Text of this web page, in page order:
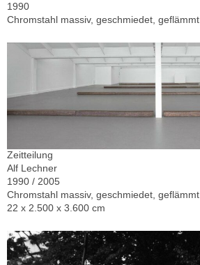
1990
Chromstahl massiv, geschmiedet, geflämmt
Zeitteilung
Alf Lechner
1990 / 2005
Chromstahl massiv, geschmiedet, geflämmt
22 x 2.500 x 3.600 cm